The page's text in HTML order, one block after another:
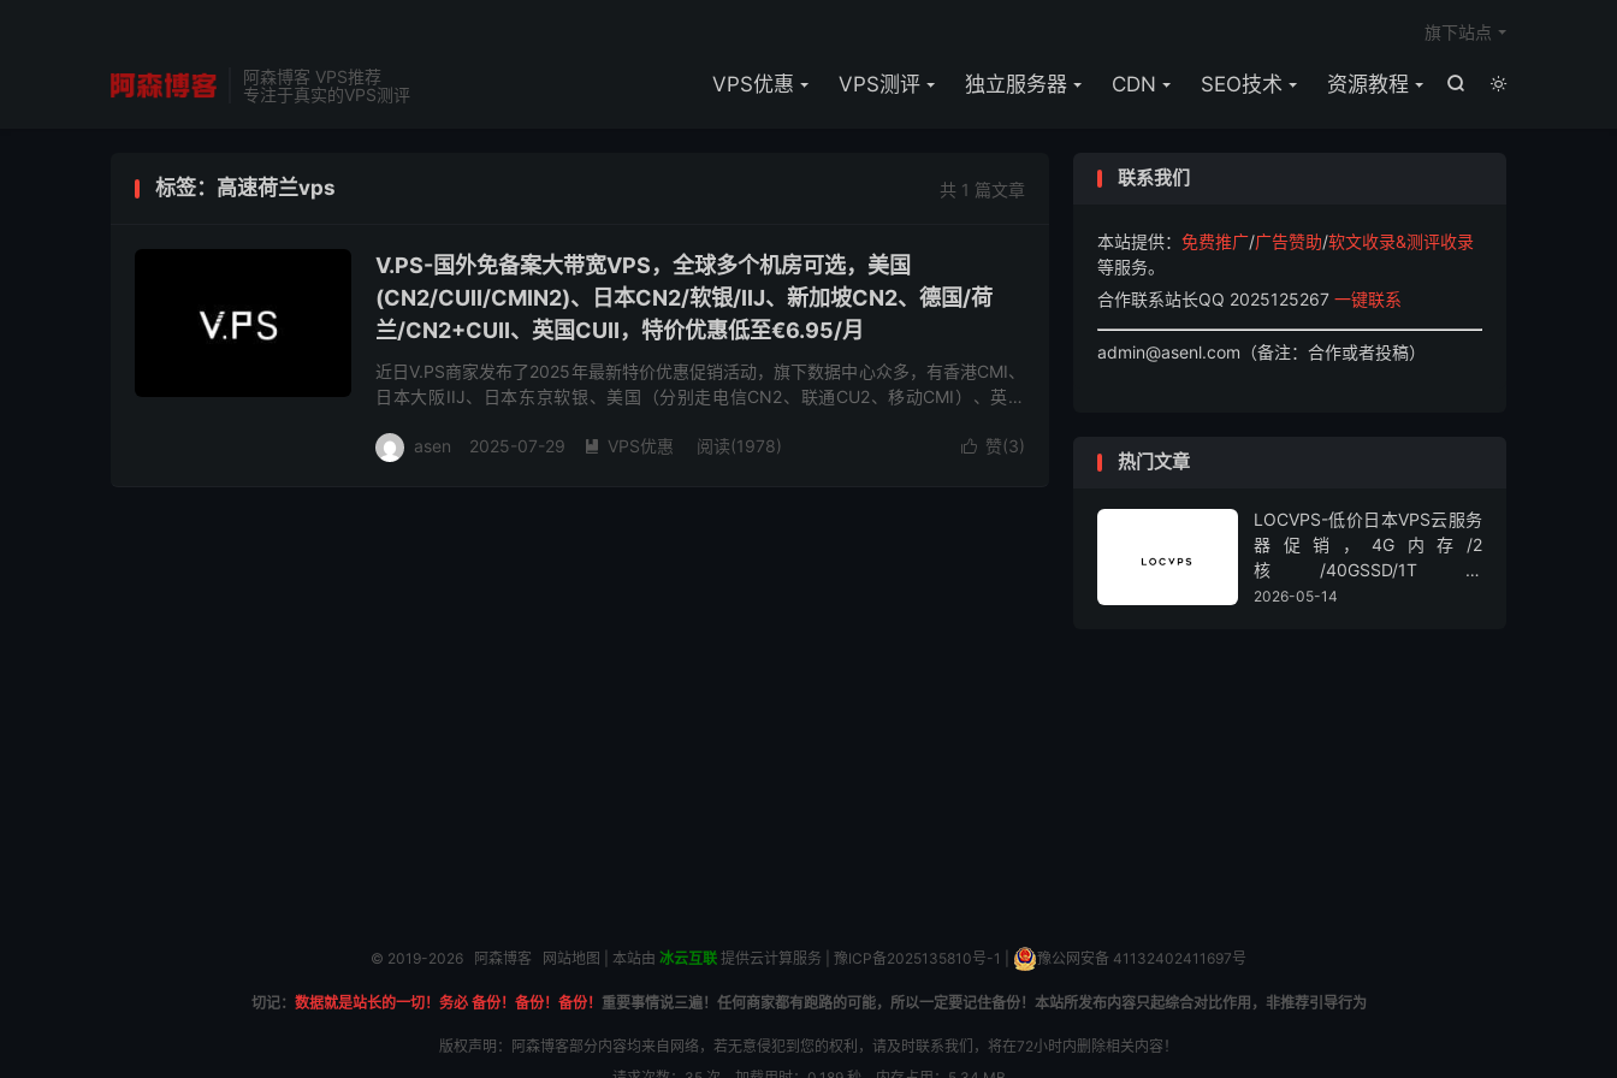
阿森博客 VPS推荐
专注于真实的VPS测评


VPS优惠 VPS测评 独立服务器 CDN SEO技术 资源教程
旗下站点
共 1 篇文章
标签：高速荷兰vps
V.PS-国外免备案大带宽VPS，全球多个机房可选，美国
(CN2/CUII/CMIN2)、日本CN2/软银/IIJ、新加坡CN2、德国/荷
兰/CN2+CUII、英国CUII，特价优惠低至€6.95/月
近日V.PS商家发布了2025年最新特价优惠促销活动，旗下数据中心众多，有香港CMI、
日本大阪IIJ、日本东京软银、美国（分别走电信CN2、联通CU2、移动CMI）、英国
 赞(3)
asen 2025-07-29  VPS优惠 阅读(1978)
联系我们
本站提供： 免费推广/广告赞助/软文收录&测评收录
等服务。
合作联系站长QQ 2025125267 一键联系
admin@asenl.com（备注：合作或者投稿）
热门文章
LOCVPS-低价日本VPS云服务
器促销，4G内存/2
核/40GSSD/1T流
量/450Mbps带宽，低至36元/
2026-05-14
© 2019-2026 阿森博客 网站地图 | 本站由 冰云互联 提供云计算服务 | 豫ICP备2025135810号-1 豫公网安备 41132402411697号
切记： 数据就是站长的一切！务必 备份！备份！备份！ 重要事情说三遍！任何商家都有跑路的可能，所以一定要记住备份！本站所发布内容只起综合对比作用，非推荐引导行为
版权声明：阿森博客部分内容均来自网络，若无意侵犯到您的权利，请及时联系我们，将在72小时内删除相关内容！